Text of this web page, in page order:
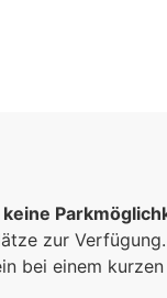
zur Verfügung.
bei einem